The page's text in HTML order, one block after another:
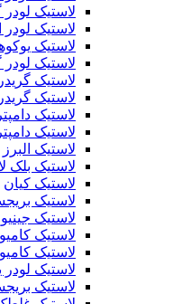
لاستیک
لاستیک
لاستیک
لاستیک لودر
لاستیک
لاستیک
لاستیک
لاستیک
لاستیک البرز
لاستیک بلک
لاستیک کیان
لاستیک
لاستیک جینیو
لاستیک
لاستیک
لاستیک لودر
لاستیک